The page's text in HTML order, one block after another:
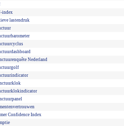
index
lastendruk
Nederland
Confidence Index